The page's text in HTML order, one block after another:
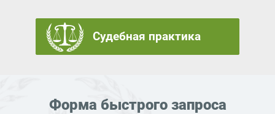
Судебная практика
Форма быстрого запроса